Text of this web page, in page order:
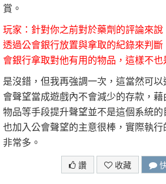
賞。
玩家：針對你之前對於藥劑的評論來
透過公會銀行放置與拿取的紀錄來判
會銀行拿取對他有用的物品，這樣不也
是沒錯，但我再強調一次，這當然可
會聲望當成遊戲內不會減少的存款，
物品等手段提升聲望並不是這個系統
也加入公會聲望的主意很棒，實際執
非常多。
讚 收藏